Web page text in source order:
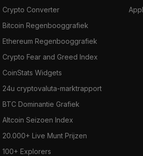
Crypto Converter
Bitcoin Regenbooggrafiek
Ethereum Regenbooggrafiek
Crypto Fear and Greed Index
CoinStats Widgets
24u cryptovaluta-marktrapport
BTC Dominantie Grafiek
Altcoin Seizoen Index
20.000+ Live Munt Prijzen
100+ Explorers